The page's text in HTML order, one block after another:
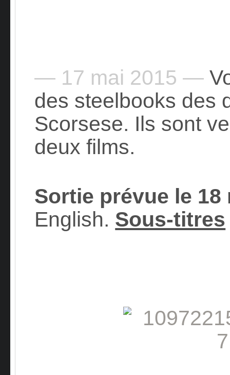
— 17 mai 2015 —
des steelbooks des
Scorsese. Ils sont
deux films.
Sortie prévue le 18
English. Sous-titres